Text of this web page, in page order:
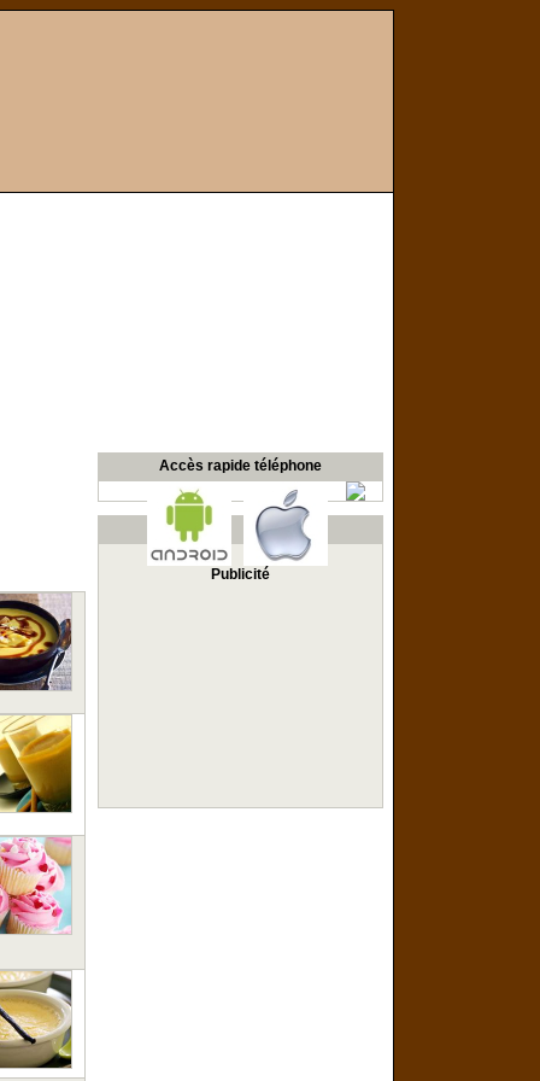
Accès rapide téléphone
Publicité